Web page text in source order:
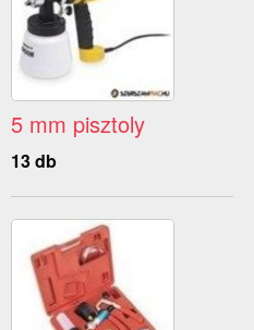
5 mm pisztoly
13 db